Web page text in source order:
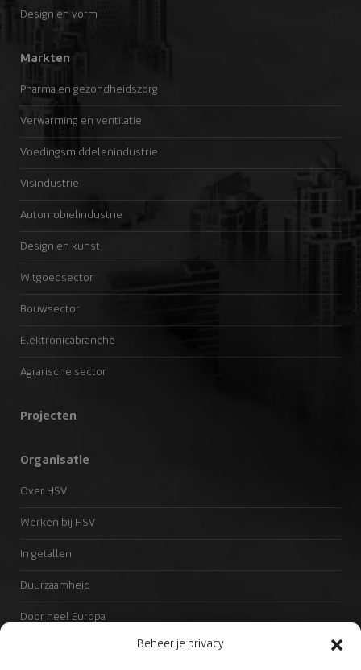
Beheer je privacy
Design en vorm
Markten
Pharma en gezondheidszorg
Verwarming en ventilatie
Voedingsmiddelenindustrie
Visindustrie
Automobielindustrie
Design en kunst
Witgoedsector
Bouwsector
Elektronicabranche
Agrarische sector
Projecten
Organisatie
Over HSV
Werken bij HSV
In getallen
Duurzaamheid
Door heel Europa